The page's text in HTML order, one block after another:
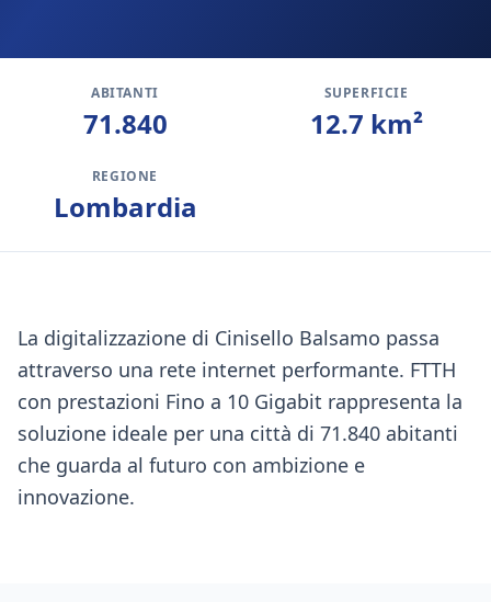
ABITANTI
71.840
SUPERFICIE
12.7 km²
REGIONE
Lombardia
La digitalizzazione di Cinisello Balsamo passa
attraverso una rete internet performante. FTTH
con prestazioni Fino a 10 Gigabit rappresenta la
soluzione ideale per una città di 71.840 abitanti
che guarda al futuro con ambizione e
innovazione.